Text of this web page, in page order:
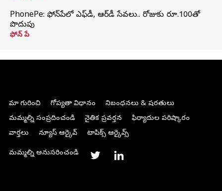
PhonePe: ఫోన్‌పేలో ఎఫ్‌డీ, ఆర్‌డీ సేవలు.. రోజుకు రూ.100తో
పొదుపు
ఫోన్‌ పే
మా గురించి గోప్యతా విధానం
నిబంధనలు & షరతులు
మమ్మల్ని సంప్రదించండి
నైతిక ప్రవర్తన
ఫిర్యాదుల పరిష్కారం
వార్తలు
న్యూస్ ఆర్కైవ్ టాపిక్స్ ఆర్కైవ్స్
మమ్మల్ని అనుసరించండి